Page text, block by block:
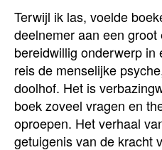
Terwijl ik las, voelde
deelnemer aan een groot
bereidwillig onderwerp
reis de menselijke
doolhof. Het is
boek zoveel vragen en
oproepen. Het verhaal
getuigenis van de kracht